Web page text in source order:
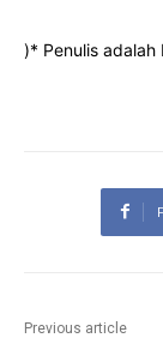
)* Penulis adalah
Previous article